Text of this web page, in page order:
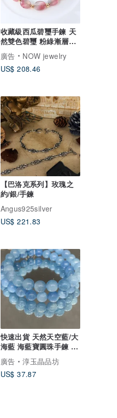
收藏級西瓜碧璽手鍊 天
然雙色碧璽 粉綠漸層輕
奢感 高質感輕珠寶
廣告
NOW jewelry
US$ 208.46
【巴洛克系列】玫瑰之
約/銀/手鍊
Angus925silver
US$ 221.83
快速出貨 天然天空藍/大
海藍 海藍寶圓珠手鍊 手
串 能量水晶
廣告
淳玉晶品坊
US$ 37.87